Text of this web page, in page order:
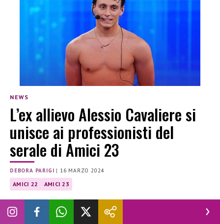
NEWS
L’ex allievo Alessio Cavaliere si
unisce ai professionisti del
serale di Amici 23
DEBORA PARIGI | 16 MARZO 2024
AMICI 22 AMICI 23
Dopi essere stato uno degli allievi della scorsa edizione, ora
Alessio Cavaliere è diventato professionista per il Serale di